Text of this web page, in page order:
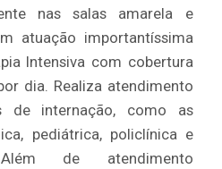
nas salas amarela e
atuação importantíssima
Intensiva com cobertura
dia. Realiza atendimento
de internação, como as
pediátrica, policlínica e
de atendimento